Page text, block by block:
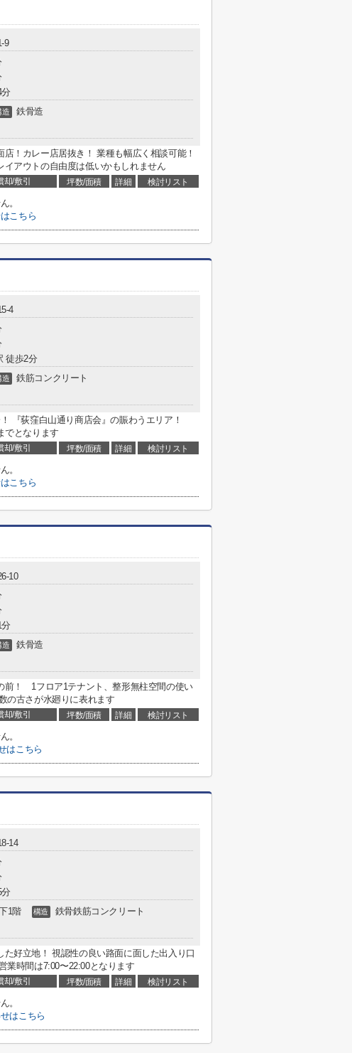
9
造 鉄骨造
店！カレー店居抜き！ 業種も幅広く相談可能！
イアウトの自由度は低いかもしれません
/敷引 坪数/面積 詳細 検討リスト
。
こちら
4
徒歩2分
造 鉄筋コンクリート
『荻窪白山通り商店会』の賑わうエリア！
でとなります
/敷引 坪数/面積 詳細 検討リスト
。
こちら
10
造 鉄骨造
前！ 1フロア1テナント、整形無柱空間の使い
の古さが水廻りに表れます
/敷引 坪数/面積 詳細 検討リスト
。
はこちら
14
1階 構造 鉄骨鉄筋コンクリート
た好立地！ 視認性の良い路面に面した出入り口
業時間は7:00〜22:00となります
/敷引 坪数/面積 詳細 検討リスト
。
はこちら